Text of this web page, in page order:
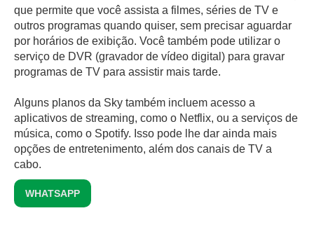
que permite que você assista a filmes, séries de TV e
outros programas quando quiser, sem precisar aguardar
por horários de exibição. Você também pode utilizar o
serviço de DVR (gravador de vídeo digital) para gravar
programas de TV para assistir mais tarde.
Alguns planos da Sky também incluem acesso a
aplicativos de streaming, como o Netflix, ou a serviços de
música, como o Spotify. Isso pode lhe dar ainda mais
opções de entretenimento, além dos canais de TV a
cabo.
WHATSAPP